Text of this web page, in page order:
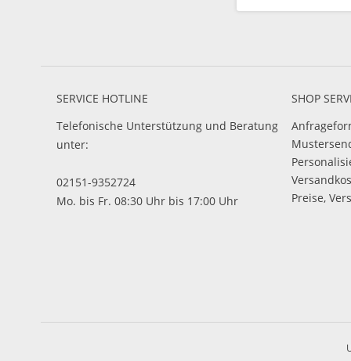
SERVICE HOTLINE
Telefonische Unterstützung und Beratung
unter:
02151-9352724
Mo. bis Fr. 08:30 Uhr bis 17:00 Uhr
SHOP
Preise,